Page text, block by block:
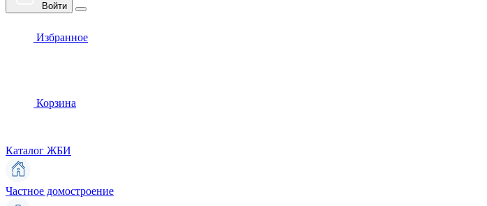
Войти
Избранное
Корзина
Каталог ЖБИ
Частное домостроение